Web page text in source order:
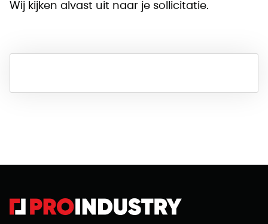
Wij kijken alvast uit naar je sollicitatie.